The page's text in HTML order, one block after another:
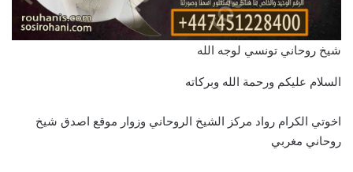
شيخ روحاني تونسي لوجه الله
السلام عليكم ورحمة الله وبركاته
اخوتي الكرام رواد مركز الشيخ الروحاني وزوار موقع اصدق شيخ
روحاني مغربي